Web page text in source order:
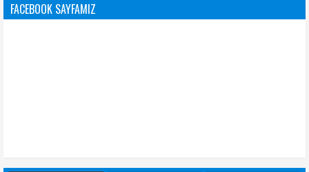
FACEBOOK SAYFAMIZ